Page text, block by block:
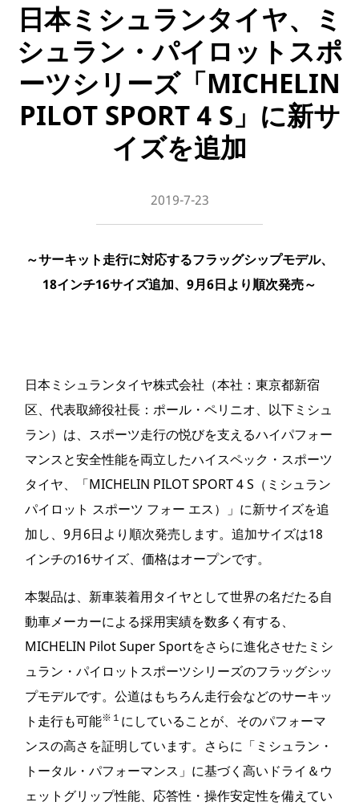
日本ミシュランタイヤ、ミ
シュラン・パイロットスポ
ーツシリーズ「MICHELIN
PILOT SPORT 4 S」に新サ
イズを追加
2019-7-23
～サーキット走行に対応するフラッグシップモデル、
18インチ16サイズ追加、9月6日より順次発売～
日本ミシュランタイヤ株式会社（本社：東京都新宿
区、代表取締役社長：ポール・ペリニオ、以下ミシュ
ラン）は、スポーツ走行の悦びを支えるハイパフォー
マンスと安全性能を両立したハイスペック・スポーツ
タイヤ、「MICHELIN PILOT SPORT 4 S（ミシュラン
パイロット スポーツ フォー エス）」に新サイズを追
加し、9月6日より順次発売します。追加サイズは18
インチの16サイズ、価格はオープンです。
本製品は、新車装着用タイヤとして世界の名だたる自
動車メーカーによる採用実績を数多く有する、
MICHELIN Pilot Super Sportをさらに進化させたミシ
ュラン・パイロットスポーツシリーズのフラッグシッ
プモデルです。公道はもちろん走行会などのサーキッ
ト走行も可能※１ にしていることが、そのパフォーマ
ンスの高さを証明しています。さらに「ミシュラン・
トータル・パフォーマンス」に基づく高いドライ＆ウ
ェットグリップ性能、応答性・操作安定性を備えてい